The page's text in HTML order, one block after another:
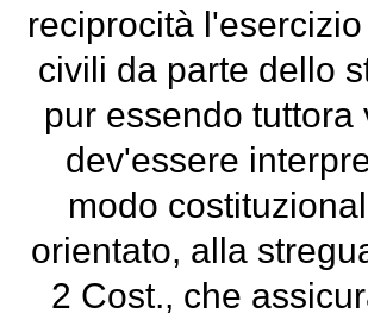
reciprocità
civili da parte dello
pur essendo tuttora
dev'essere
modo
orientato, alla
2 Cost., che